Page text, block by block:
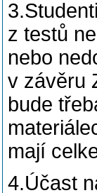
z testů
nebo
v závěru
bude
mají
4.Účast